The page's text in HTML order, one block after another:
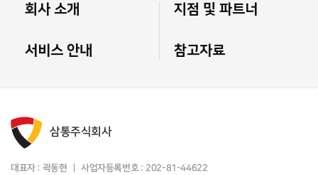
회사 소개 지점 및 파트너
서비스 안내 참고자료
삼통주식회사
대표자 : 곽동현 사업자등록번호 : 202-81-44622